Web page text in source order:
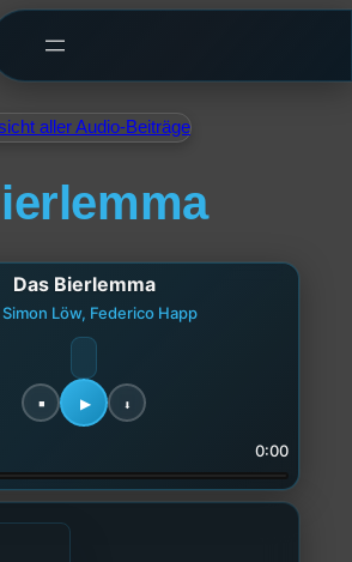
aller Audio-Beiträge
Das Bierlemma
Löw, Federico Happ
0:00